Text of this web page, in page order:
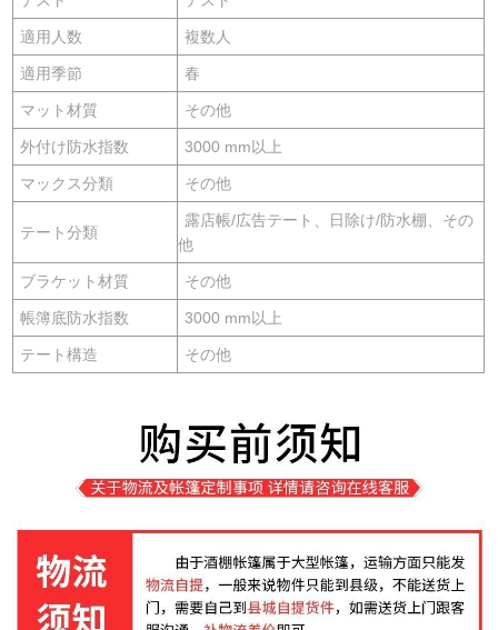
適用人数 複数人
適用季節 春
マット材質 その他
外付け防水指数 3000 mm以上
マックス分類 その他
テート分類
露店帳/広告テート、日除け/防水棚、その
他
ブラケット材質 その他
帳簿底防水指数 3000 mm以上
テート構造 その他